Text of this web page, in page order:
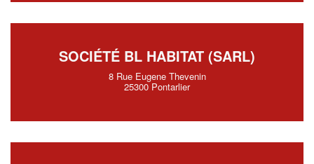
SOCIÉTÉ BL HABITAT (SARL)
8 Rue Eugene Thevenin
25300 Pontarlier